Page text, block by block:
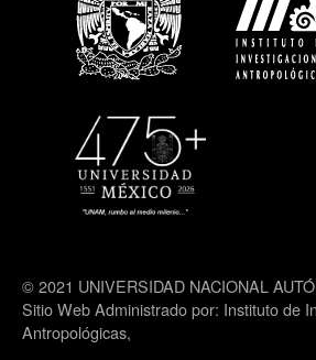
© 2021 UNIVERSIDAD NACIONAL
Sitio Web Administrado por: Instituto de
Antropológicas,